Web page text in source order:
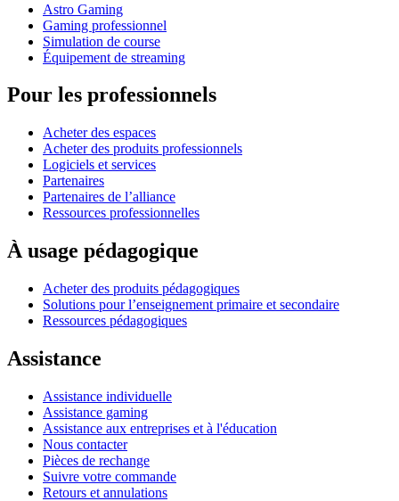
Astro Gaming
Gaming professionnel
Simulation de course
Équipement de streaming
Pour les professionnels
Acheter des espaces
Acheter des produits professionnels
Logiciels et services
Partenaires
Partenaires de l’alliance
Ressources professionnelles
À usage pédagogique
Acheter des produits pédagogiques
Solutions pour l’enseignement primaire et secondaire
Ressources pédagogiques
Assistance
Assistance individuelle
Assistance gaming
Assistance aux entreprises et à l'éducation
Nous contacter
Pièces de rechange
Suivre votre commande
Retours et annulations